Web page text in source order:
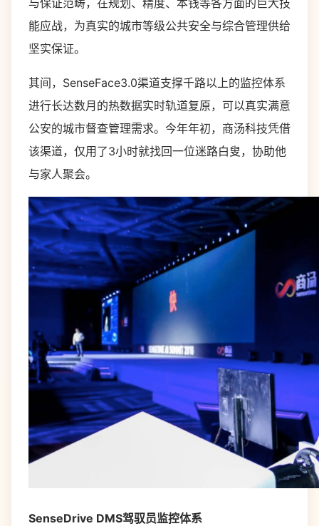
与保证范畴，在规划、精度、本钱等各方面的巨大技
能应战，为真实的城市等级公共安全与综合管理供给
坚实保证。
其间，SenseFace3.0渠道支撑千路以上的监控体系
进行长达数月的热数据实时轨道复原，可以真实满意
公安的城市督查管理需求。今年年初，商汤科技凭借
该渠道，仅用了3小时就找回一位迷路白叟，协助他
与家人聚会。
SenseDrive DMS驾驭员监控体系